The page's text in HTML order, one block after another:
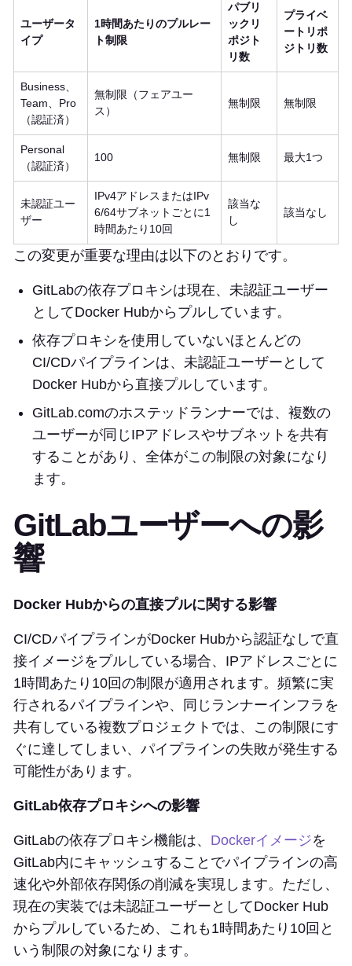
ユーザータ
イプ
1時間あたりのプルレー
ト制限
パブリ
ックリ
ポジト
リ数
プライベ
ートリポ
ジトリ数
Business、
Team、Pro
（認証済）
無制限（フェアユー
ス）
無制限 無制限
Personal
（認証済）
100 無制限 最大1つ
未認証ユー
ザー
IPv4アドレスまたはIPv
6/64サブネットごとに1
時間あたり10回
該当な
し
該当なし
この変更が重要な理由は以下のとおりです。
GitLabの依存プロキシは現在、未認証ユーザー
としてDocker Hubからプルしています。
依存プロキシを使用していないほとんどの
CI/CDパイプラインは、未認証ユーザーとして
Docker Hubから直接プルしています。
GitLab.comのホステッドランナーでは、複数の
ユーザーが同じIPアドレスやサブネットを共有
することがあり、全体がこの制限の対象になり
ます。
GitLabユーザーへの影
響
Docker Hubからの直接プルに関する影響
CI/CDパイプラインがDocker Hubから認証なしで直
接イメージをプルしている場合、IPアドレスごとに
1時間あたり10回の制限が適用されます。頻繁に実
行されるパイプラインや、同じランナーインフラを
共有している複数プロジェクトでは、この制限にす
ぐに達してしまい、パイプラインの失敗が発生する
可能性があります。
GitLab依存プロキシへの影響
GitLabの依存プロキシ機能は、 Dockerイメージを
GitLab内にキャッシュすることでパイプラインの高
速化や外部依存関係の削減を実現します。ただし、
現在の実装では未認証ユーザーとしてDocker Hub
からプルしているため、これも1時間あたり10回と
いう制限の対象になります。